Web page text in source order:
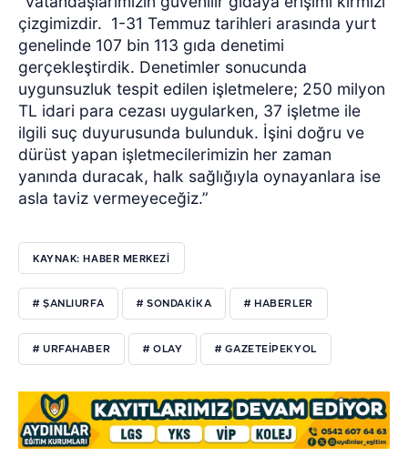
çizgimizdir. 1-31 Temmuz tarihleri arasında yurt
genelinde 107 bin 113 gıda denetimi
gerçekleştirdik. Denetimler sonucunda
uygunsuzluk tespit edilen işletmelere; 250 milyon
TL idari para cezası uygularken, 37 işletme ile
ilgili suç duyurusunda bulunduk. İşini doğru ve
dürüst yapan işletmecilerimizin her zaman
yanında duracak, halk sağlığıyla oynayanlara ise
asla taviz vermeyeceğiz.”
KAYNAK: HABER MERKEZI
# ŞANLIURFA # SONDAKİKA # HABERLER
# URFAHABER # OLAY # GAZETEİPEKYOL